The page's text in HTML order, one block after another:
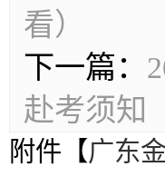
看）
下一篇：
赴考须知
附件【广东